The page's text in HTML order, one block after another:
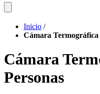
Inicio /
Cámara Termográfica
Cámara
Personas